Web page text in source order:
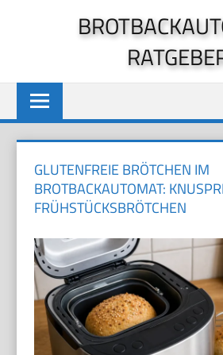
GLUTENFREIE BRÖTCHEN IM
BROTBACKAUTOMAT:
FRÜHSTÜCKSBRÖTCHEN